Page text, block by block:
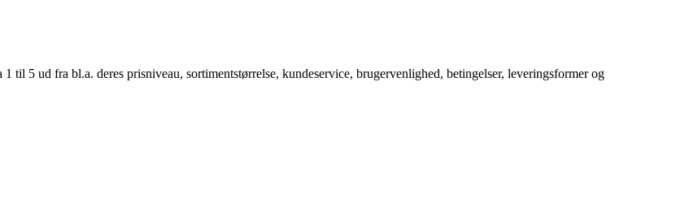
til 5 ud fra bl.a. deres prisniveau, sortimentstørrelse, kundeservice, brugervenlighed, betingelser, leveringsformer og